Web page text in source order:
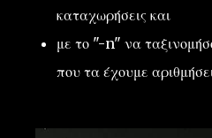
καταχωρήσεις και
με το "-n" να
που τα έχουμε